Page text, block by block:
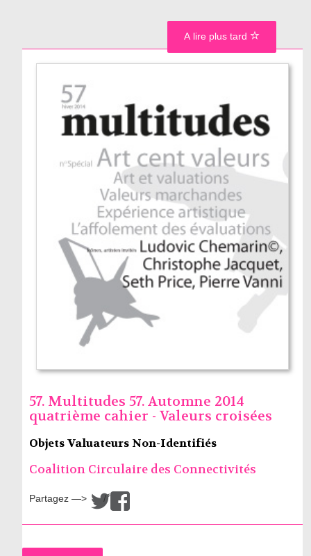
57. Multitudes 57. Automne 2014
quatrième cahier - Valeurs croisées
Objets Valuateurs Non-Identifiés
Coalition Circulaire des Connectivités
Partagez —> /
A lire plus tard